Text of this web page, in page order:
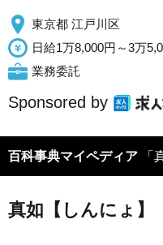
東京都 江戸川区
日給1万8,000円～3万
業務委託
Sponsored by
百科事典マイペディア 「
真如【しんにょ】